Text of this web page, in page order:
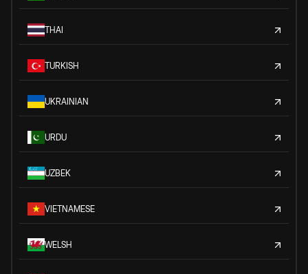
THAI
TURKISH
UKRAINIAN
URDU
UZBEK
VIETNAMESE
WELSH